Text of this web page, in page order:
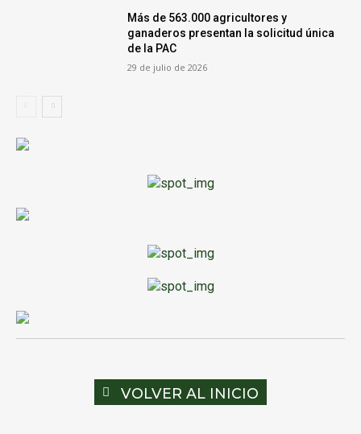
Más de 563.000 agricultores y
ganaderos presentan la solicitud única
de la PAC
29 de julio de 2026
VOLVER AL INICIO